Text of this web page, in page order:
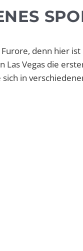
denn hier
Las Vegas die
in